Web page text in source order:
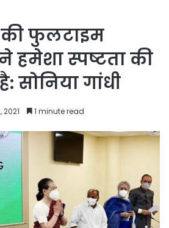
की फुलटाइम
हमेशा स्पष्टता की
सोनिया गांधी
2021 1 minute read